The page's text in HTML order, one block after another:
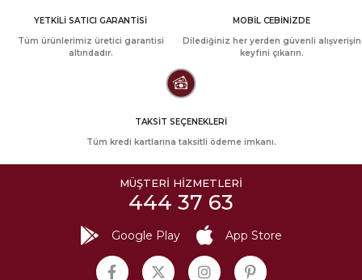
YETKİLİ SATICI GARANTİSİ
Tüm ürünlerimiz üretici garantisi
altındadır.
MOBİL CEBİNİZDE
Dilediğiniz her yerden güvenli alışverişin
keyfini çıkarın.
TAKSİT SEÇENEKLERİ
Tüm kredi kartlarına taksitli ödeme imkanı.
MÜŞTERİ HİZMETLERİ
444 37 63
Google Play App Store